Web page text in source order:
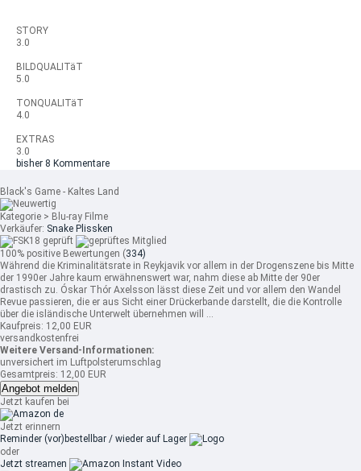
STORY
3.0
BILDQUALITäT
5.0
TONQUALITäT
4.0
EXTRAS
3.0
bisher 8 Kommentare
Black's Game - Kaltes Land
Kategorie > Blu-ray Filme
Verkäufer: Snake Plissken
100% positive Bewertungen (334)
Während die Kriminalitätsrate in Reykjavik vor allem in der Drogenszene bis Mitte
der 1990er Jahre kaum erwähnenswert war, nahm diese ab Mitte der 90er
drastisch zu. Óskar Thór Axelsson lässt diese Zeit und vor allem den Wandel
Revue passieren, die er aus Sicht einer Drückerbande darstellt, die die Kontrolle
über die isländische Unterwelt übernehmen will ...
Kaufpreis: 12,00 EUR
versandkostenfrei
Weitere Versand-Informationen:
unversichert im Luftpolsterumschlag
Gesamtpreis: 12,00 EUR
Angebot melden
Jetzt kaufen bei
Jetzt erinnern
Reminder (vor)bestellbar / wieder auf Lager
oder
Jetzt streamen